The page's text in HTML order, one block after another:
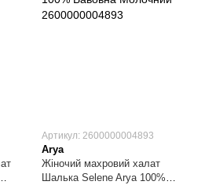
Артикул: 2600000004893
Arya
Жіночий махровий халат
Шалька Selene Arya 100%